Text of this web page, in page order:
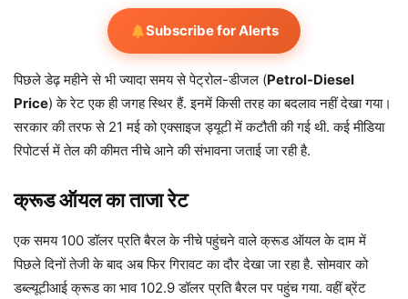
Subscribe for Alerts
प‍िछले डेढ़ महीने से भी ज्‍यादा समय से पेट्रोल-डीजल (Petrol-Diesel
Price) के रेट एक ही जगह स्‍थ‍िर हैं. इनमें क‍िसी तरह का बदलाव नहीं देखा गया।
सरकार की तरफ से 21 मई को एक्‍साइज ड्यूटी में कटौती की गई थी. कई मीड‍िया
र‍िपोटर्स में तेल की कीमत नीचे आने की संभावना जताई जा रही है.
क्रूड ऑयल का ताजा रेट
एक समय 100 डॉलर प्रत‍ि बैरल के नीचे पहुंचने वाले क्रूड ऑयल के दाम में
प‍िछले द‍िनों तेजी के बाद अब फ‍िर ग‍िरावट का दौर देखा जा रहा है. सोमवार को
डब्‍ल्‍यूटीआई क्रूड का भाव 102.9 डॉलर प्रत‍ि बैरल पर पहुंच गया. वहीं ब्रेंट